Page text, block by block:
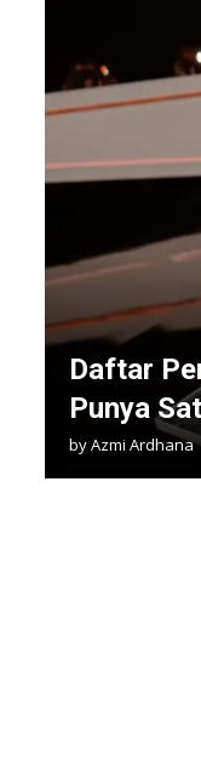
Daftar
Punya
byAzmi Ardhana